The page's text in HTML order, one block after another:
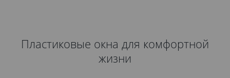
Пластиковые окна для комфортной
жизни